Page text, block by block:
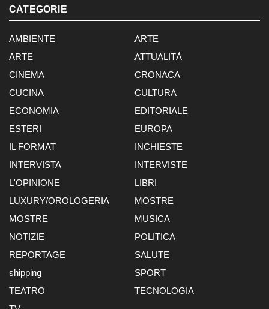
CATEGORIE
AMBIENTE
ARTE
ARTE
ATTUALITÀ
CINEMA
CRONACA
CUCINA
CULTURA
ECONOMIA
EDITORIALE
ESTERI
EUROPA
IL FORMAT
INCHIESTE
INTERVISTA
INTERVISTE
L'OPINIONE
LIBRI
LUXURY/OROLOGERIA
MOSTRE
MOSTRE
MUSICA
NOTIZIE
POLITICA
REPORTAGE
SALUTE
shipping
SPORT
TEATRO
TECNOLOGIA